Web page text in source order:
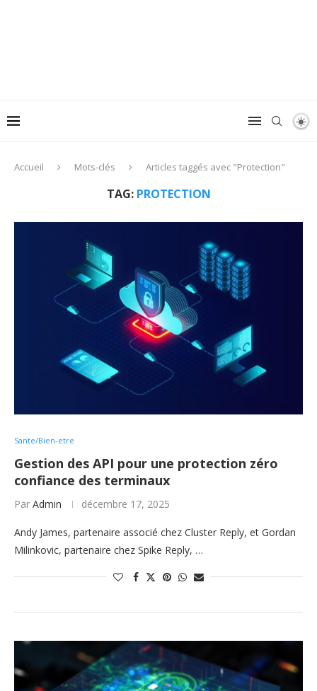
Accueil Mots-clés Articles taggés avec "Protection"
TAG: PROTECTION
Sante/Bien-etre
Gestion des API pour une protection zéro
confiance des terminaux
Par Admin décembre 17, 2025
Andy James, partenaire associé chez Cluster Reply, et Gordan
Milinkovic, partenaire chez Spike Reply, …